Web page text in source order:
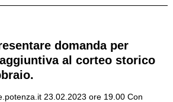
domanda per
al corteo storico
23.02.2023 ore 19.00 Con